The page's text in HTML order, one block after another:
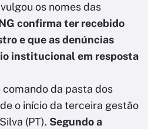
os nomes das
confirma ter recebido
e que as denúncias
institucional em resposta
da pasta dos
o início da terceira gestão
(PT). Segundo a